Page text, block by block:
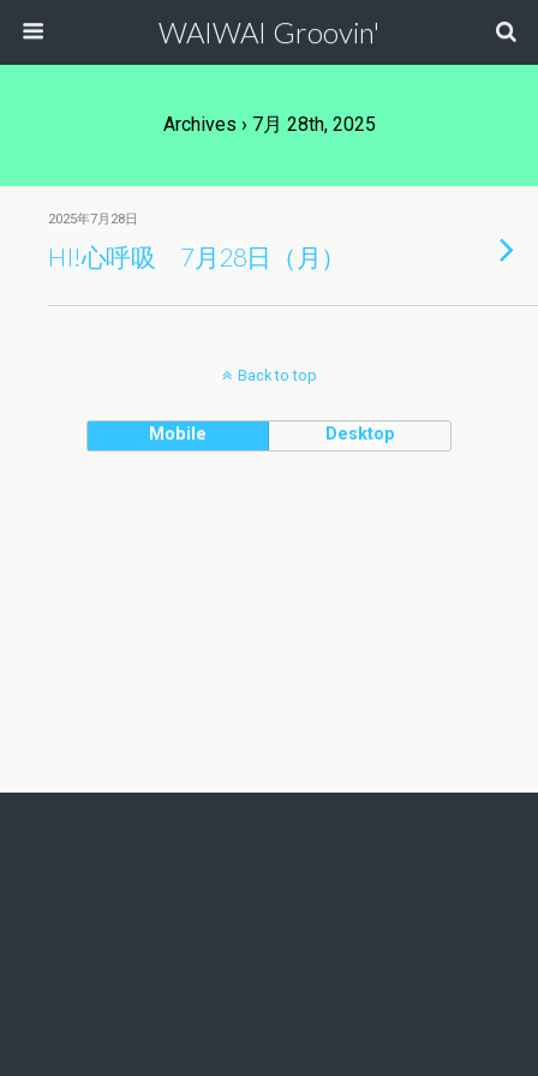
WAIWAI Groovin'
Archives › 7月 28th, 2025
2025年7月28日
HI!心呼吸 7月28日（月）
Back to top
Mobile Desktop